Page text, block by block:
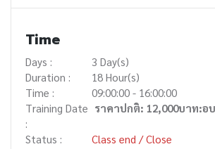
Time
Days :
3 Day(s)
Duration :
18 Hour(s)
Time :
09:00:00 - 16:00:00
Training Date
:
ราคาปกติ: 12,000บาท:อ
Status : Class end / Close